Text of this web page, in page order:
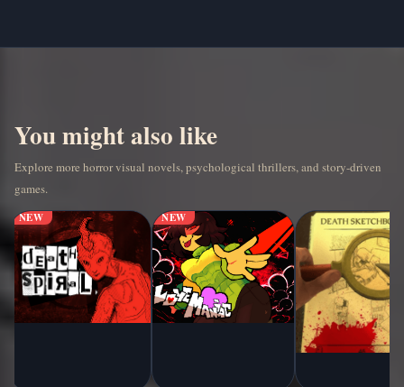
You might also like
Explore more horror visual novels, psychological thrillers, and story-driven
games.
NEW NEW